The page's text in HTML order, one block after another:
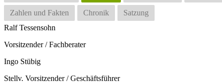
Zahlen und Fakten Chronik Satzung
Ralf Tessensohn
Vorsitzender / Fachberater
Ingo Stübig
Stellv. Vorsitzender / Geschäftsführer